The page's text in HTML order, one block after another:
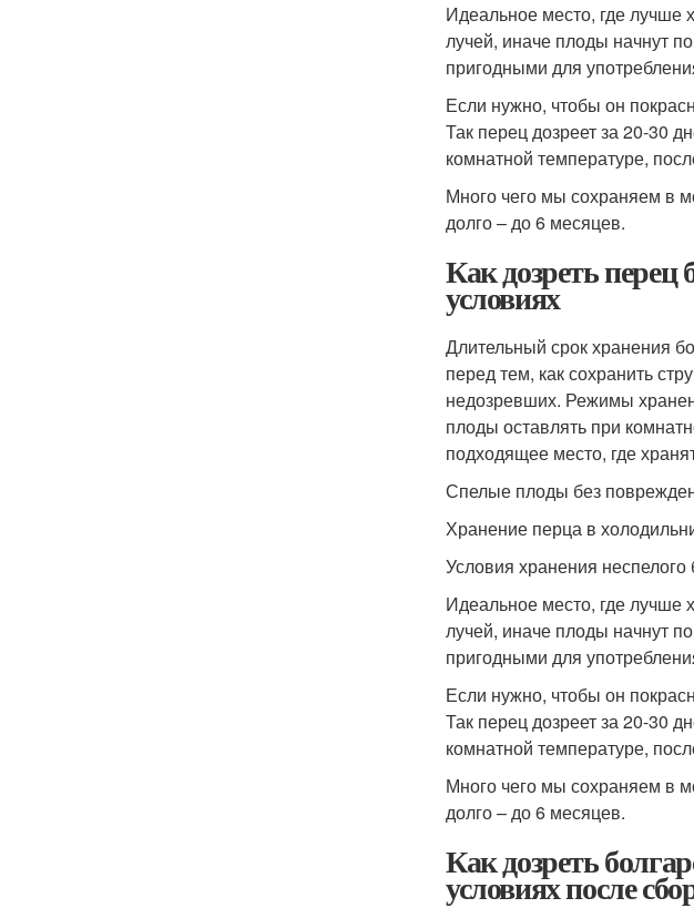
Идеальное место, где лучше
лучей, иначе плоды начнут
пригодными для
Если нужно, чтобы он
Так перец дозреет за 20-30
комнатной температуре,
Много чего мы сохраняем в
долго – до 6 месяцев.
Как дозреть
условиях
Длительный срок хранения
перед тем, как сохранить
недозревших. Режимы
плоды оставлять при
подходящее место, где
Спелые плоды без
Хранение перца в
Условия хранения
Идеальное место, где лучше
лучей, иначе плоды начнут
пригодными для
Если нужно, чтобы он
Так перец дозреет за 20-30
комнатной температуре,
Много чего мы сохраняем в
долго – до 6 месяцев.
Как дозреть
условиях после